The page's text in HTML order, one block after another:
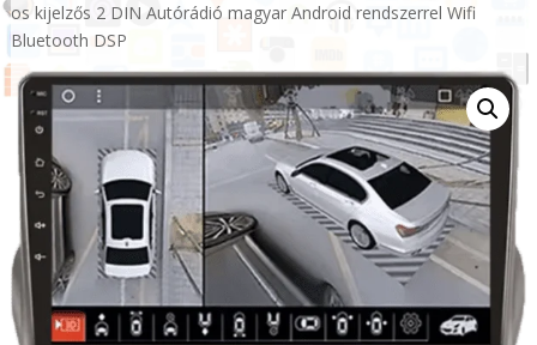
os kijelzős 2 DIN Autórádió magyar Android rendszerrel Wifi
Bluetooth DSP